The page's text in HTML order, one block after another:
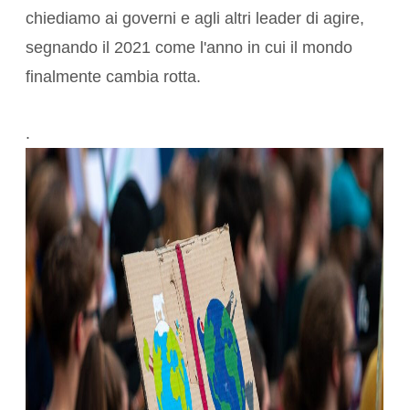
chiediamo ai governi e agli altri leader di agire,
segnando il 2021 come l'anno in cui il mondo
finalmente cambia rotta.
.